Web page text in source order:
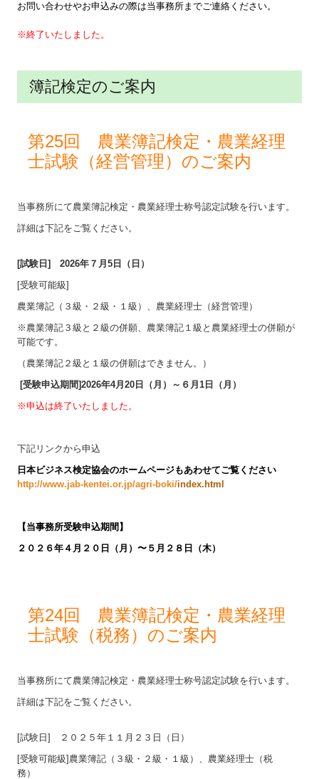
お問い合わせやお申込みの際は当事務所までご連絡ください。
※終了いたしました。
簿記検定のご案内
第25回 農業簿記検定・農業経理
士試験（経営管理）のご案内
当事務所にて農業簿記検定・農業経理士称号認定試験を行います。
詳細は下記をご覧ください。
[試験日] 2026年７月5日（日）
[受験可能級]
農業簿記（３級・２級・１級）、農業経理士（経営管理）
※農業簿記３級と２級の併願、農業簿記１級と農業経理士の併願が
可能です。
（農業簿記２級と１級の併願はできません。）
[受験申込期間]2026年4月20日（月）～６月1日（月）
※申込は終了いたしました。
下記リンクから申込
日本ビジネス検定協会のホームページもあわせてご覧ください
http://www.jab-kentei.or.jp/agri-boki/index.html
【当事務所受験申込期間】
２０２６年４月２０日（月）〜５月２８日（木）
第24回 農業簿記検定・農業経理
士試験（税務）のご案内
当事務所にて農業簿記検定・農業経理士称号認定試験を行います。
詳細は下記をご覧ください。
[試験日] ２０２５年１１月２３日（日）
[受験可能級]農業簿記（３級・２級・１級）、農業経理士（税
務）